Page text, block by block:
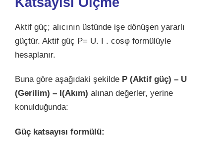
Aktif güç; alıcının üstünde işe dönüşen yararlı
güçtür. Aktif güç P= U. I . cosφ formülüyle
hesaplanır.
Buna göre aşağıdaki şekilde P (Aktif güç) – U
(Gerilim) – I(Akım) alınan değerler, yerine
konulduğunda:
Güç katsayısı formülü: